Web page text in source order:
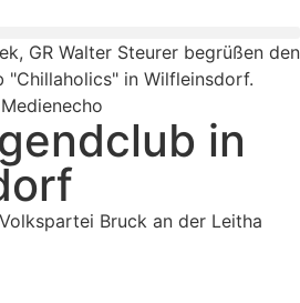
Medienecho
in
Volkspartei Bruck an der Leitha